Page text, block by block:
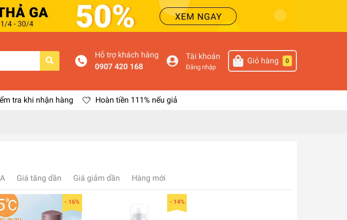
Hỗ trợ khách hàng
0907 420 168
Tài khoản
Đăng nhập
Giỏ hàng 0
tra khi nhận hàng Hoàn tiền 111% nếu giả
Giá tăng dần Giá giảm dần Hàng mới
- 16% - 14%